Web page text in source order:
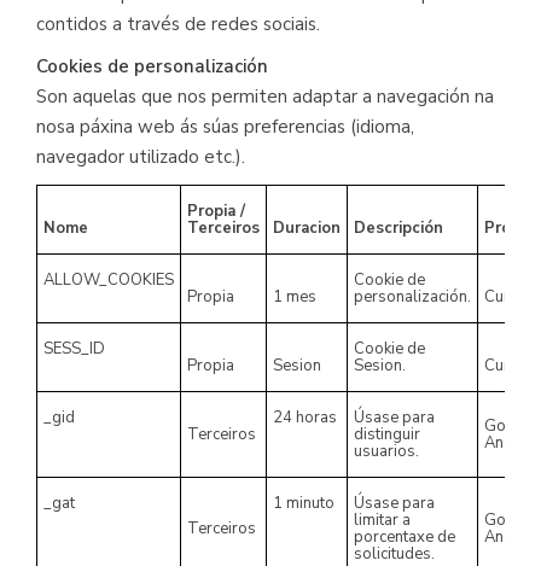
contidos a través de redes sociais.
Cookies de personalización
Son aquelas que nos permiten adaptar a navegación na
nosa páxina web ás súas preferencias (idioma,
navegador utilizado etc.).
Nome
Propia /
Terceiros Duracion Descripción
ALLOW_COOKIES
Propia 1 mes
Cookie de
personalización. Cumio
SESS_ID
Propia Sesion
Cookie de
Sesion. Cumio
_gid
Terceiros
24 horas Úsase para
distinguir
usuarios.
Google
_gat
Terceiros
1 minuto Úsasepara
limitar a
porcentaxe de
solicitudes.
Google